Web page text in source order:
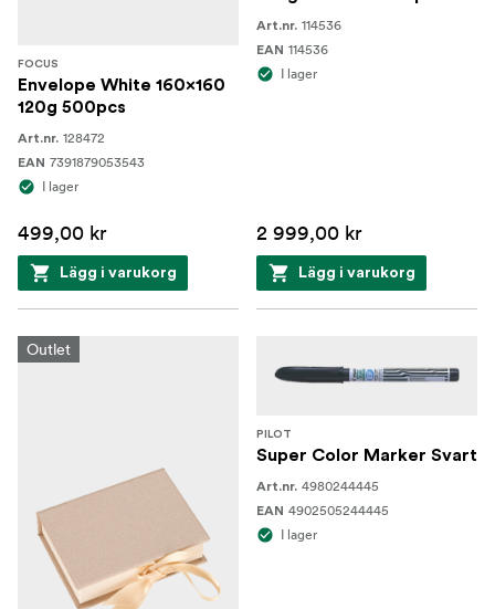
FOCUS
Envelope White 160x160
120g 500pcs
Art.nr. 128472
EAN 7391879053543
I lager
499,00 kr
Lägg i varukorg
Art.nr. 114536
EAN 114536
I lager
2 999,00 kr
Lägg i varukorg
Outlet
PILOT
Super Color Marker Svart
Art.nr. 4980244445
EAN 4902505244445
I lager